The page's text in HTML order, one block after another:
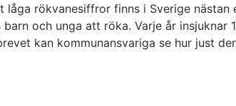
låga rökvanesiffror finns i Sverige
och unga att röka. Varje år
kan kommunansvariga se hur just